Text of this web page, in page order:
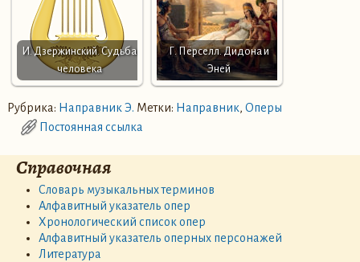
И. Дзержинский. Судьба
человека
Г. Пёрселл. Дидона и
Эней
Рубрика: Направник Э. Метки: Направник, Оперы
Постоянная ссылка
Справочная
Словарь музыкальных терминов
Алфавитный указатель опер
Хронологический список опер
Алфавитный указатель оперных персонажей
Литература